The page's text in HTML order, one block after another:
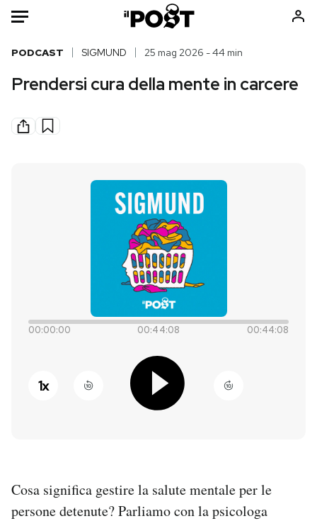
Auto
HOME
Italia
Mondo
Tecnologia
Storie/Idee
Ok Boomer!
Media
Europa
Altrecose
Mondiali calcio 2026
NEWSLETTER
SHOP
PODCAST SIGMUND 25 mag 2026 - 44 min
Prendersi cura della mente in carcere
00:00:00 00:44:08 00:44:08
1x
Cosa significa gestire la salute mentale per le
persone detenute? Parliamo con la psicologa